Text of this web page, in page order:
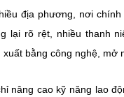
địa phương, nơi
lại rõ rệt, nhiều thanh
xuất bằng công nghệ,
nâng cao kỹ năng lao